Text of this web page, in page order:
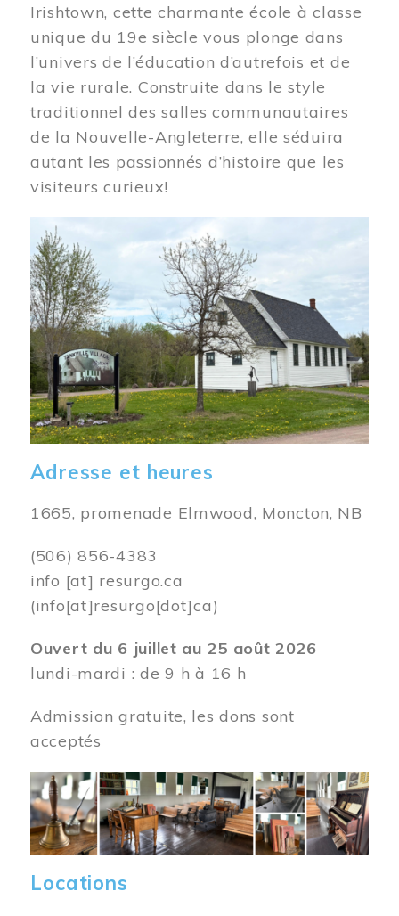
Irishtown, cette charmante école à classe
unique du 19e siècle vous plonge dans
l’univers de l’éducation d’autrefois et de
la vie rurale. Construite dans le style
traditionnel des salles communautaires
de la Nouvelle-Angleterre, elle séduira
autant les passionnés d’histoire que les
visiteurs curieux!
Image
Adresse et heures
1665, promenade Elmwood, Moncton, NB
(506) 856-4383
info [at] resurgo.ca
(info[at]resurgo[dot]ca)
Ouvert du 6 juillet au 25 août 2026
lundi-mardi : de 9 h à 16 h
Admission gratuite, les dons sont
acceptés
Image
Locations